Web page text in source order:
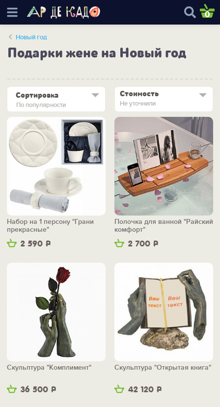
0
Новый год
Подарки жене на Новый год
По популярности
Сортировка Стоимость
Не уточнили
2 590 Р
Набор на 1 персону "Грани
прекрасные"
2 700 Р
Полочка для ванной "Райский
комфорт"
36 500 Р
Скульптура "Комплимент"
42 120 Р
Скульптура "Открытая книга"